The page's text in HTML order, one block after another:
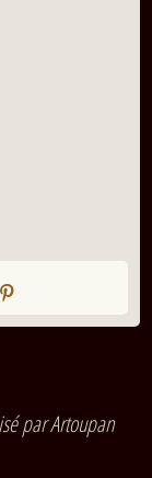
par Artoupan